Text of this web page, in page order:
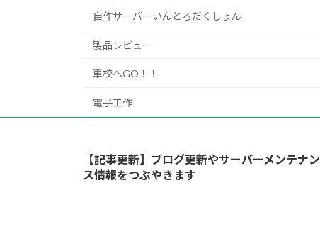
自作サーバーいんとろだくしょん
製品レビュー
車校へGO！！
電子工作
【記事更新】ブログ更新やサーバーメンテナン
ス情報をつぶやきます